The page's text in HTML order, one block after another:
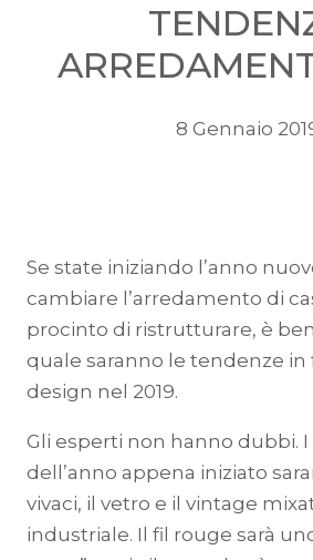
8 Gennaio
Se state iniziando l’anno
cambiare l’arredamento di
procinto di ristrutturare, è
quale saranno le tendenze
design nel 2019.
Gli esperti non hanno dubbi.
dell’anno appena iniziato
vivaci, il vetro e il vintage
industriale. Il fil rouge sarà